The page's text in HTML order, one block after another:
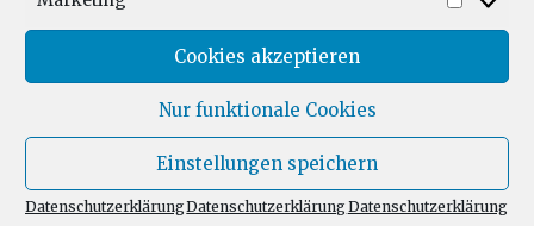
Cookies akzeptieren
Nur funktionale Cookies
Einstellungen speichern
DatenschutzerklärungDatenschutzerklärung Datenschutzerklärung